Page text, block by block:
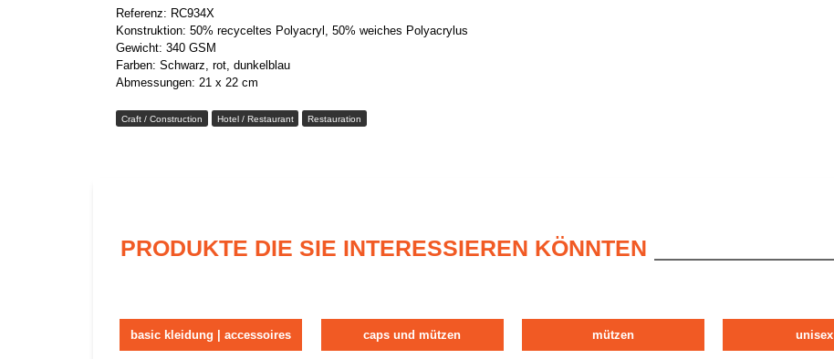
Referenz: RC934X
Konstruktion: 50% recyceltes Polyacryl, 50% weiches Polyacrylus
Gewicht: 340 GSM
Farben: Schwarz, rot, dunkelblau
Abmessungen: 21 x 22 cm
Craft / Construction Hotel / Restaurant Restauration
PRODUKTE DIE SIE INTERESSIEREN KÖNNTEN
basic kleidung | accessoires caps und mützen mützen unisex